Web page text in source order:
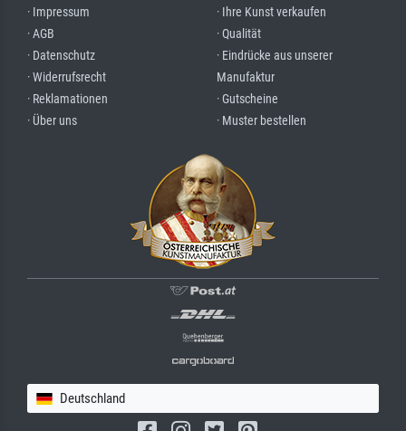
· Impressum
· AGB
· Datenschutz
· Widerrufsrecht
· Reklamationen
· Über uns
· Ihre Kunst verkaufen
· Qualität
· Eindrücke aus unserer
Manufaktur
· Gutscheine
· Muster bestellen
Deutschland